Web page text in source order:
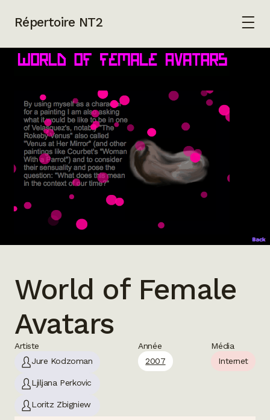
Répertoire NT2
World of Female
Avatars
Artiste
Jure Kodzoman
Ljiljana Perkovic
Loritz Zbigniew
Année
2007
Média
Internet